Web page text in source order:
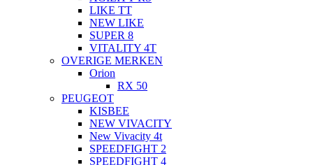
LIKE TT
NEW LIKE
SUPER 8
VITALITY 4T
OVERIGE MERKEN
Orion
RX 50
PEUGEOT
KISBEE
NEW VIVACITY
New Vivacity 4t
SPEEDFIGHT 2
SPEEDFIGHT 4